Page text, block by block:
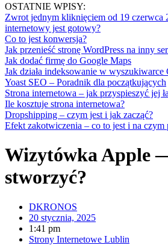
OSTATNIE WPISY:
Zwrot jednym kliknięciem od 19 czerwca
internetowy jest gotowy?
Co to jest konwersja?
Jak przenieść stronę WordPress na inny
Jak dodać firmę do Google Maps
Jak działa indeksowanie w wyszukiwarce
Yoast SEO – Poradnik dla początkujących
Strona internetowa – jak przyspieszyć jej
Ile kosztuje strona internetowa?
Dropshipping – czym jest i jak zacząć?
Efekt zakotwiczenia – co to jest i na czym
Wizytówka Apple
stworzyć?
DKRONOS
20 stycznia, 2025
1:41 pm
Strony Internetowe Lublin